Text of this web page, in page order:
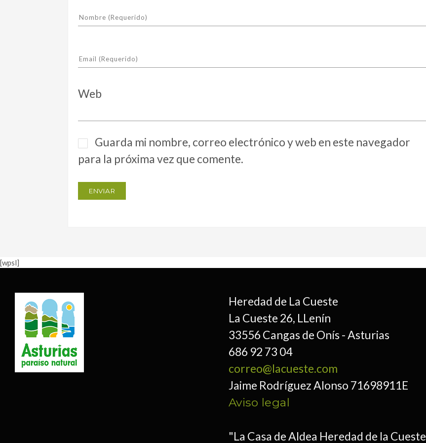
Web
Guarda mi nombre, correo electrónico y web en este navegador
para la próxima vez que comente.
[wpsl]
Heredad de La Cueste
La Cueste 26, LLenín
33556 Cangas de Onís - Asturias
686 92 73 04
correo@lacueste.com
Jaime Rodríguez Alonso 71698911E
Aviso legal
"La Casa de Aldea Heredad de la Cueste